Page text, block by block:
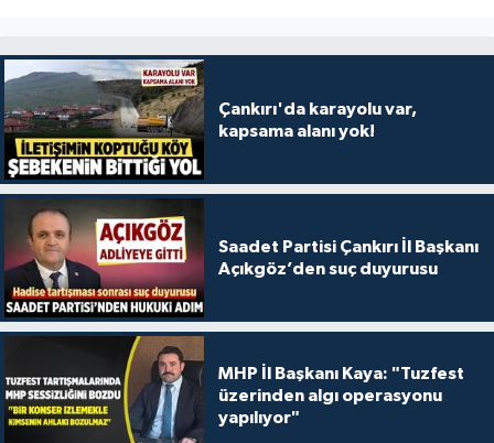
Çankırı'da karayolu var,
kapsama alanı yok!
Saadet Partisi Çankırı İl Başkanı
Açıkgöz’den suç duyurusu
MHP İl Başkanı Kaya: "Tuzfest
üzerinden algı operasyonu
yapılıyor"